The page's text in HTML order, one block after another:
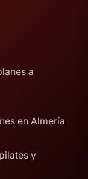
a
en Almería
y